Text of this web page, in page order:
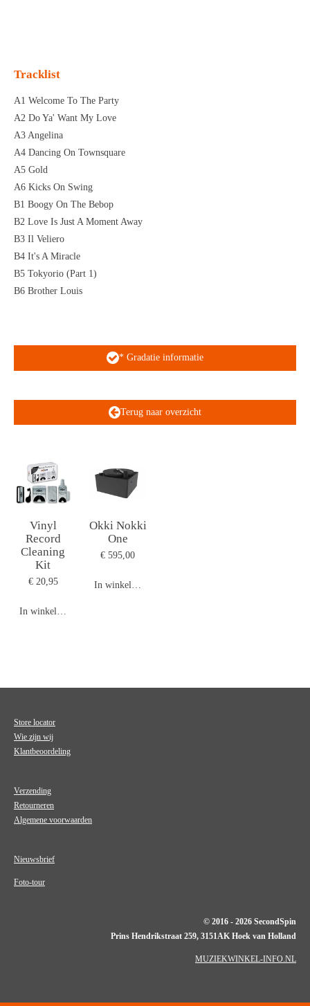
Tracklist
A1 Welcome To The Party
A2 Do Ya' Want My Love
A3 Angelina
A4 Dancing On Townsquare
A5 Gold
A6 Kicks On Swing
B1 Boogy On The Bebop
B2 Love Is Just A Moment Away
B3 Il Veliero
B4 It's A Miracle
B5 Tokyorio (Part 1)
B6 Brother Louis
* Gradatie informatie
Terug naar overzicht
Vinyl
Record
Cleaning
Kit
€ 20,95
In winkelwagen
Okki Nokki
One
€ 595,00
In winkelwagen
Store locator
Wie zijn wij
Klantbeoordeling
Verzending
Retourneren
Algemene voorwaarden
Nieuwsbrief
Foto-tour
© 2016 - 2026 SecondSpin
Prins Hendrikstraat 259, 3151AK Hoek van Holland
MUZIEKWINKEL-INFO.NL